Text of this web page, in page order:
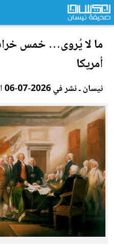
ما لا يُروى… خمس
أمريكا
نيسان ـ نشر في 2026-07-06 الساعة 15:20